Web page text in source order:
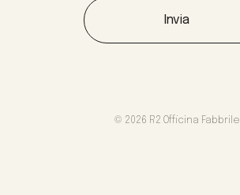
Invia
© 2026 R2 Officina Fabbrile